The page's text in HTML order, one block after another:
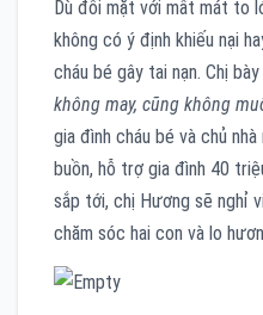
Dù đối mặt với mất mát to
không có ý định khiếu nại
cháu bé gây tai nạn. Chị
không may, cũng không
gia đình cháu bé và chủ
buồn, hỗ trợ gia đình 40
sắp tới, chị Hương sẽ nghỉ
chăm sóc hai con và lo